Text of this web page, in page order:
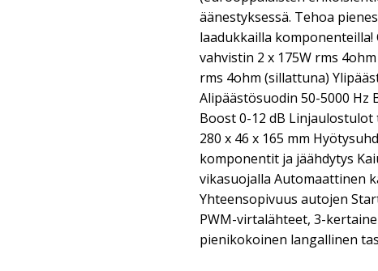
äänestyksessä. Tehoa
laadukkailla
vahvistin 2 x 175W rms
rms 4ohm (sillattuna)
Alipäästösuodin 50-5000 Hz
Boost 0-12 dB
280 x 46 x 165 mm
komponentit ja jäähdytys
vikasuojalla Automaattinen
Yhteensopivuus autojen
PWM-virtalähteet, 3-
pienikokoinen langallinen